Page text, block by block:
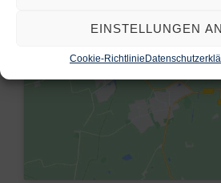
EINSTELLUNGEN
Cookie-Richtlinie